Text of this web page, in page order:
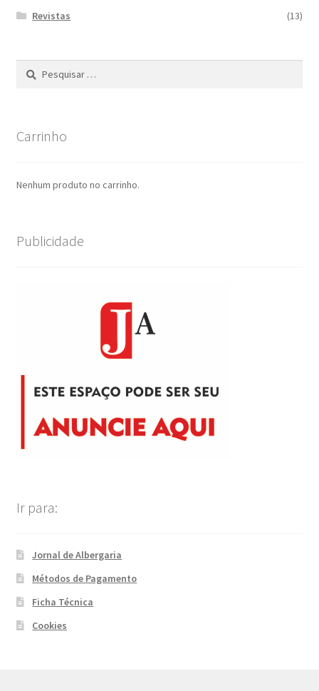
Revistas
(13)
Pesquisar
Carrinho
Nenhum produto no carrinho.
Publicidade
Ir para:
Jornal de Albergaria
Métodos de Pagamento
Ficha Técnica
Cookies